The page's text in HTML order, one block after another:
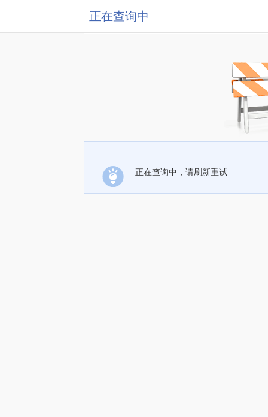
正在查询中
正在查询中，请刷新重试